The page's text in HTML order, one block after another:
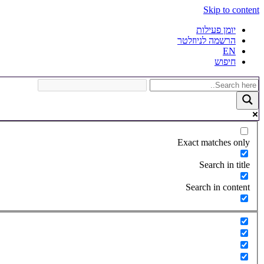
Skip to content
יומן פעילות
הרשמה לניוזלטר
EN
חיפוש
Exact matches only
Search in title
Search in content